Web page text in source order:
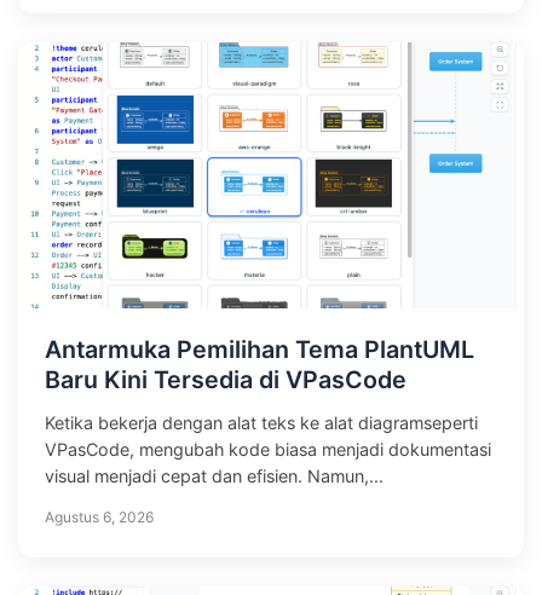
Antarmuka Pemilihan Tema PlantUML
Baru Kini Tersedia di VPasCode
Ketika bekerja dengan alat teks ke alat diagramseperti
VPasCode, mengubah kode biasa menjadi dokumentasi
visual menjadi cepat dan efisien. Namun,...
Agustus 6, 2026